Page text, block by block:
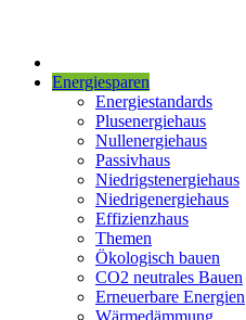
Energiesparen
Energiestandards
Plusenergiehaus
Nullenergiehaus
Passivhaus
Niedrigstenergiehaus
Niedrigenergiehaus
Effizienzhaus
Themen
Ökologisch bauen
CO2 neutrales Bauen
Erneuerbare Energien